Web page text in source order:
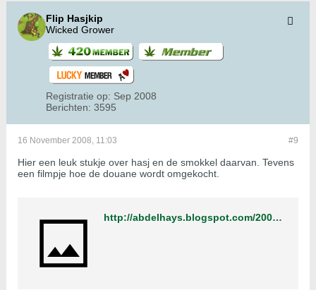
Flip Hasjkip
Wicked Grower
Registratie op: Sep 2008
Berichten: 3595
#9
16 November 2008, 11:03
Hier een leuk stukje over hasj en de smokkel daarvan. Tevens
een filmpje hoe de douane wordt omgekocht.
http://abdelhays.blogspot.com/2007_08_01_archive.html